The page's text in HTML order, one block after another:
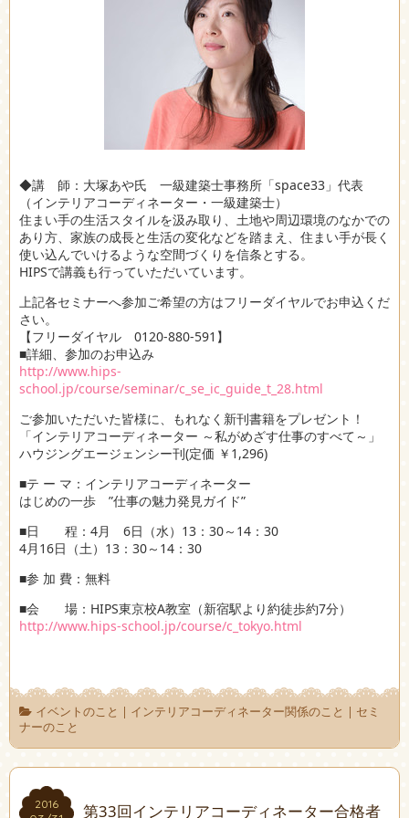
◆講 師：大塚あや氏 一級建築士事務所「space33」代表
（インテリアコーディネーター・一級建築士）
住まい手の生活スタイルを汲み取り、土地や周辺環境のなかでの
あり方、家族の成長と生活の変化などを踏まえ、住まい手が長く
使い込んでいけるような空間づくりを信条とする。
HIPSで講義も行っていただいています。
上記各セミナーへ参加ご希望の方はフリーダイヤルでお申込くだ
さい。
【フリーダイヤル 0120-880-591】
■詳細、参加のお申込み
http://www.hips-
school.jp/course/seminar/c_se_ic_guide_t_28.html
ご参加いただいた皆様に、もれなく新刊書籍をプレゼント！
「インテリアコーディネーター ～私がめざす仕事のすべて～」
ハウジングエージェンシー刊(定価 ￥1,296)
■テ ー マ：インテリアコーディネーター
はじめの一歩 ”仕事の魅力発見ガイド”
■日 程：4月 6日（水）13：30～14：30
4月16日（土）13：30～14：30
■参 加 費：無料
■会 場：HIPS東京校A教室（新宿駅より約徒歩約7分）
http://www.hips-school.jp/course/c_tokyo.html
イベントのこと | インテリアコーディネーター関係のこと | セミ
ナーのこと
2016
2016 第33回インテリアコーディネーター合格者